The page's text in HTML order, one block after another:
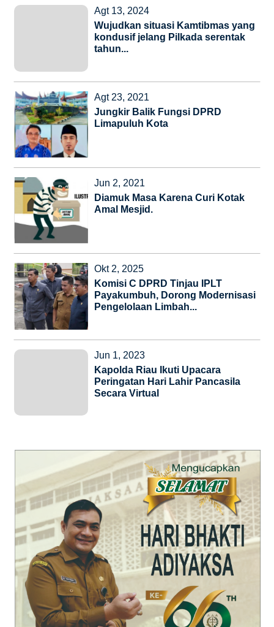
Agt 13, 2024
Wujudkan situasi Kamtibmas yang
kondusif jelang Pilkada serentak
tahun...
Agt 23, 2021
Jungkir Balik Fungsi DPRD
Limapuluh Kota
Jun 2, 2021
Diamuk Masa Karena Curi Kotak
Amal Mesjid.
Okt 2, 2025
Komisi C DPRD Tinjau IPLT
Payakumbuh, Dorong Modernisasi
Pengelolaan Limbah...
Jun 1, 2023
Kapolda Riau Ikuti Upacara
Peringatan Hari Lahir Pancasila
Secara Virtual